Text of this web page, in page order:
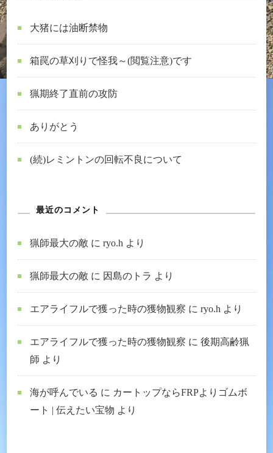
大猪には油断禁物
箱罠の草刈りで怪我～(閲覧注意)です
猟期終了直前の攻防
ありがとう
(続)レミントンの回転不良について
最近のコメント
猟師最大の敵 に ryo.h より
猟師最大の敵 に 因島のトラ より
エアライフルで獲った時の獲物観察 に ryo.h より
エアライフルで獲った時の獲物観察 に 後期高齢猟
師 より
海が呼んでいる に カートップならFRPよりゴムボ
ート | 伝えたい宝物 より